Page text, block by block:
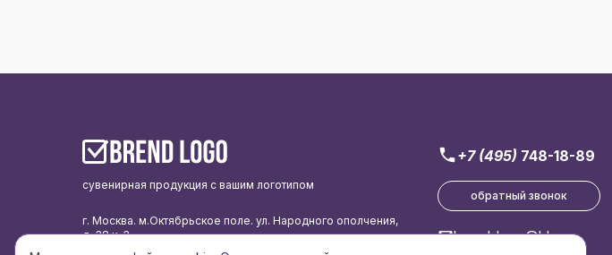
сувенирная продукция с вашим логотипом
г. Москва. м.Октябрьское поле. ул. Народного ополчения,
д. 38 к. 3
+7 (495) 748-18-89
обратный звонок
brend-logo@bk.ru